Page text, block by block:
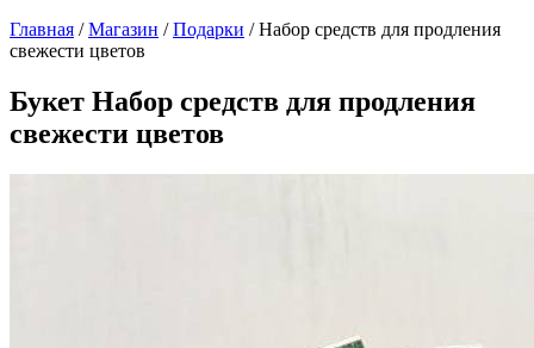
Главная / Магазин / Подарки / Набор средств для продления
свежести цветов
Букет Набор средств для продления
свежести цветов